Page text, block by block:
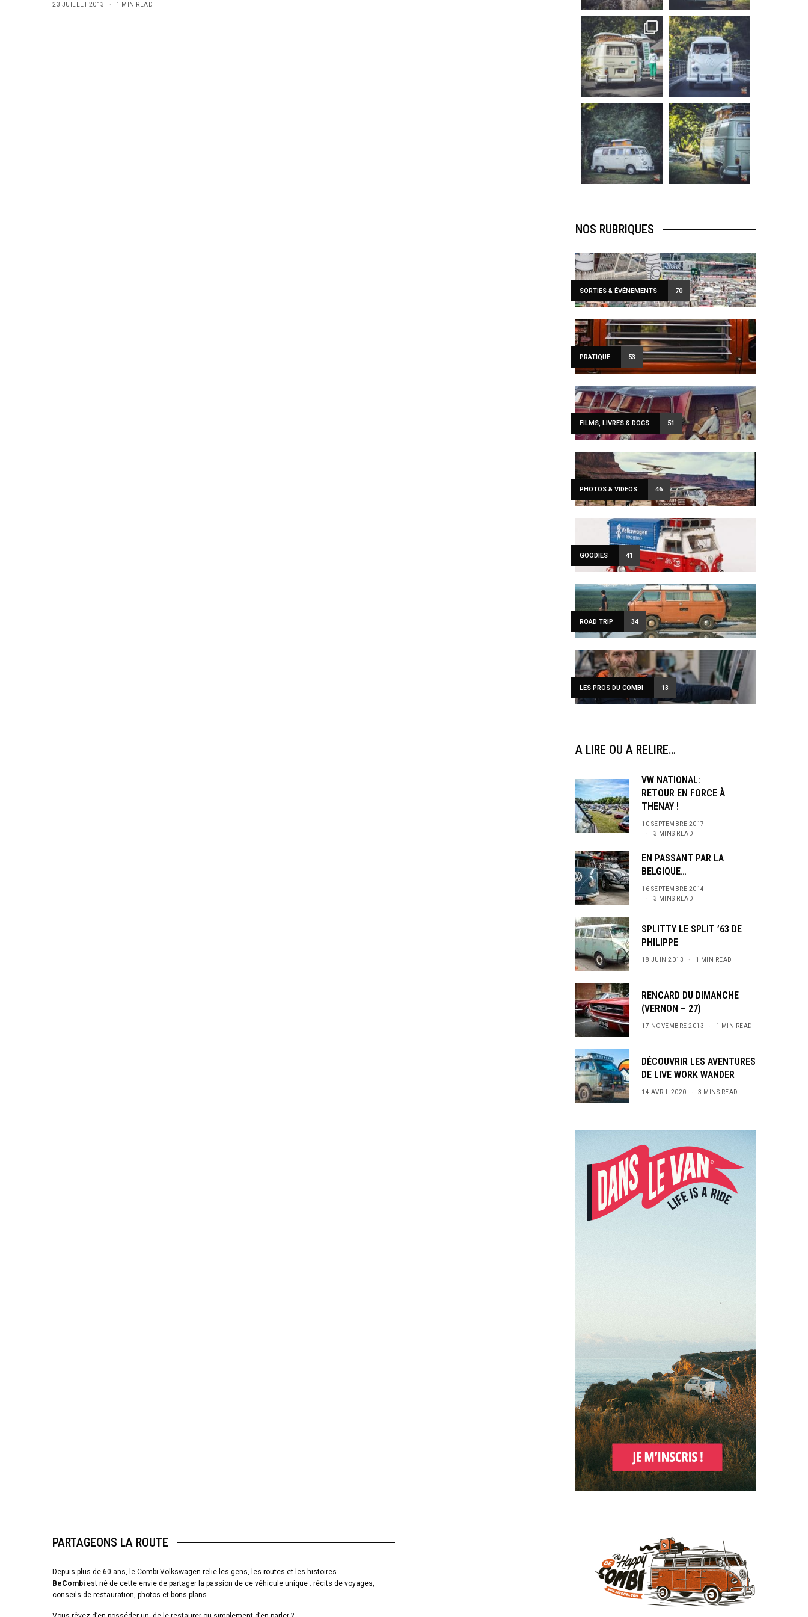
23 JUILLET 2013 1 MIN READ
becombi
Sep 10
220
4
becombi
Août 10
177
becombi
Août 10
120
0
becombi
Août 10
108
0
NOS RUBRIQUES
SORTIES & ÉVÉNEMENTS 70
PRATIQUE 53
FILMS, LIVRES & DOCS 51
PHOTOS & VIDEOS 46
GOODIES 41
ROAD TRIP 34
LES PROS DU COMBI 13
A LIRE OU À RELIRE…
VW NATIONAL:
RETOUR EN FORCE À
THENAY !
10 SEPTEMBRE 2017
3 MINS READ
EN PASSANT PAR LA
BELGIQUE…
16 SEPTEMBRE 2014
3 MINS READ
SPLITTY LE SPLIT ’63 DE
PHILIPPE
18 JUIN 2013 1 MIN READ
RENCARD DU DIMANCHE
(VERNON – 27)
17 NOVEMBRE 2013 1 MIN READ
DÉCOUVRIR LES AVENTURES
DE LIVE WORK WANDER
14 AVRIL 2020 3 MINS READ
PARTAGEONS LA ROUTE
Depuis plus de 60 ans, le Combi Volkswagen relie les gens, les routes et les histoires.
BeCombi est né de cette envie de partager la passion de ce véhicule unique : récits de voyages,
conseils de restauration, photos et bons plans.